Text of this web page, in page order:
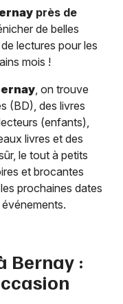
près de
de belles
lectures pour les
mois !
, on trouve
(BD), des livres
(enfants),
livres et des
le tout à petits
et brocantes
prochaines dates
Bernay :